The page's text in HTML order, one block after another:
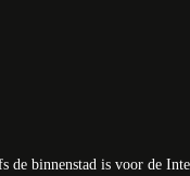
binnenstad is voor de